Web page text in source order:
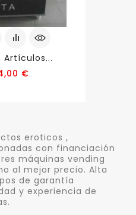
Artículos...
€Precio
eroticos ,
con financiación
máquinas vending
al mejor precio. Alta
de garantía
y experiencia de